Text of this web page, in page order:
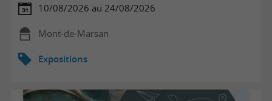
10/08/2026 au 24/08/2026
Mont-de-Marsan
Expositions